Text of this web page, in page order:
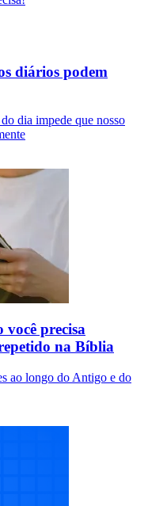
diários podem
dia impede que nosso
você precisa
na Bíblia
ao longo do Antigo e do